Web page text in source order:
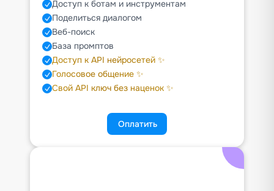
Доступ к ботам и инструментам
Поделиться диалогом
Веб-поиск
База промптов
Доступ к API нейросетей ✨
Голосовое общение ✨
Свой API ключ без наценок ✨
Оплатить